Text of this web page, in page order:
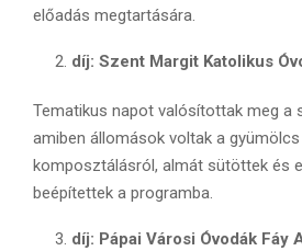
előadás megtartására.
díj: Szent Margit Katolikus
Tematikus napot valósítottak meg a
amiben állomások voltak a
komposztálásról, almát sütöttek és
beépítettek a programba.
díj: Pápai Városi Óvodák Fáy